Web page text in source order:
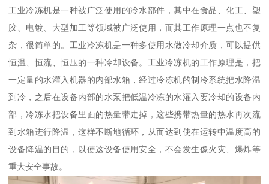
工业冷冻机是一种被广泛使用的冷水部件，其中在食品、化工、塑
胶、电镀、大型加工等领域被广泛使用，而其工作原理一点也不复
杂，很简单的。工业冷冻机是一种多使用水做冷却介质，可以提供
恒温、恒流、恒压的一种冷却设备。工业冷冻机的工作原理是，把
一定量的水灌入机器的内部水箱，经过冷冻机的制冷系统把水降温
到冷，之后在设备内部的水泵把低温冷冻的水灌入要冷却的设备内
部，冷冻水把设备里面的热量带走掉，这些携带热量的热水再次流
到水箱进行降温，这样不断地循环，从而达到使在运转中温度高的
设备降温的目的，以使这设备使用安全，不会发生像火灾、爆炸等
重大安全事故。